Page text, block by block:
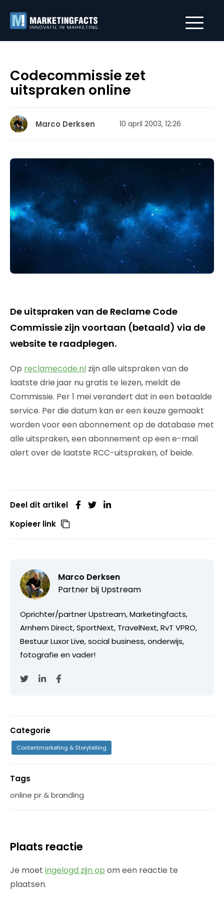
Codecommissie zet
uitspraken online
Marco Derksen 10 april 2003, 12:26
De uitspraken van de Reclame Code
Commissie zijn voortaan (betaald) via de
website te raadplegen.
Op reclamecode.nl zijn alle uitspraken van de
laatste drie jaar nu gratis te lezen, meldt de
Commissie. Per 1 mei verandert dat in een betaalde
service. Per die datum kan er een keuze gemaakt
worden voor een abonnement op de database met
alle uitspraken, een abonnement op een e-mail
alert over de laatste RCC-uitspraken, of beide.
Deel dit artikel
Kopieer link
Marco Derksen
Partner bij Upstream
Oprichter/partner Upstream, Marketingfacts,
Arnhem Direct, SportNext, TravelNext, RvT VPRO,
Bestuur Luxor Live, social business, onderwijs,
fotografie en vader!
Categorie
Contentmarketing & Storytelling
Tags
online pr & branding
Plaats reactie
Je moet ingelogd zijn op om een reactie te
plaatsen.